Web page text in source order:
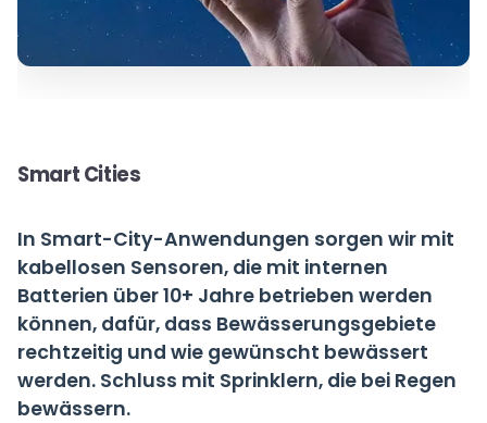
Smart Cities
In Smart-City-Anwendungen sorgen wir mit
kabellosen Sensoren, die mit internen
Batterien über 10+ Jahre betrieben werden
können, dafür, dass Bewässerungsgebiete
rechtzeitig und wie gewünscht bewässert
werden. Schluss mit Sprinklern, die bei Regen
bewässern.